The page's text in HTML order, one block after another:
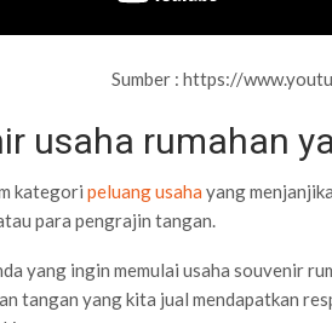
Sumber : https://
usaha rumahan
kategori peluang usaha yang
para pengrajin tangan.
yang ingin memulai usaha souvenir
tangan yang kita jual mendapatkan